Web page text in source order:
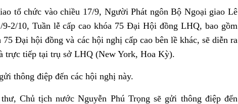
tổ chức vào chiều 17/9, Người Phát ngôn Bộ Ngoại giao Lê
2/10, Tuần lễ cấp cao khóa 75 Đại Hội đồng LHQ, bao gồm
75 Đại hội đồng và các hội nghị cấp cao bên lề khác, sẽ diễn ra
trực tiếp tại trụ sở LHQ (New York, Hoa Kỳ).
thông điệp đến các hội nghị này.
Chủ tịch nước Nguyễn Phú Trọng sẽ gửi thông điệp đến